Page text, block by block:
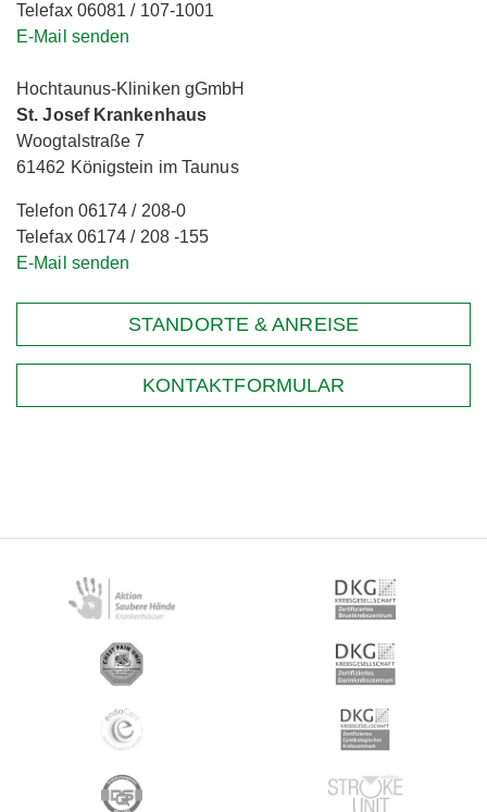
Telefax 06081 / 107-1001
E-Mail senden
Hochtaunus-Kliniken gGmbH
St. Josef Krankenhaus
Woogtalstraße 7
61462 Königstein im Taunus
Telefon 06174 / 208-0
Telefax 06174 / 208 -155
E-Mail senden
STANDORTE & ANREISE
KONTAKTFORMULAR